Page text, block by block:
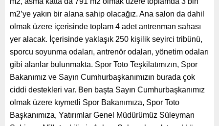
m2’ye yakın bir alana sahip olacağız. Ana salon da dahil
olmak üzere içerisinde toplam 4 adet antrenman sahası
yer alacak. İçerisinde yaklaşık 250 kişilik seyirci tribünü,
sporcu soyunma odaları, antrenör odaları, yönetim odaları
gibi alanlar bulunmakta. Spor Toto Teşkilatımızın, Spor
Bakanımız ve Sayın Cumhurbaşkanımızın burada çok
ciddi destekleri var. Ben başta Sayın Cumhurbaşkanımız
olmak üzere kıymetli Spor Bakanımıza, Spor Toto
Başkanımıza, Yatırımlar Genel Müdürümüz Süleyman